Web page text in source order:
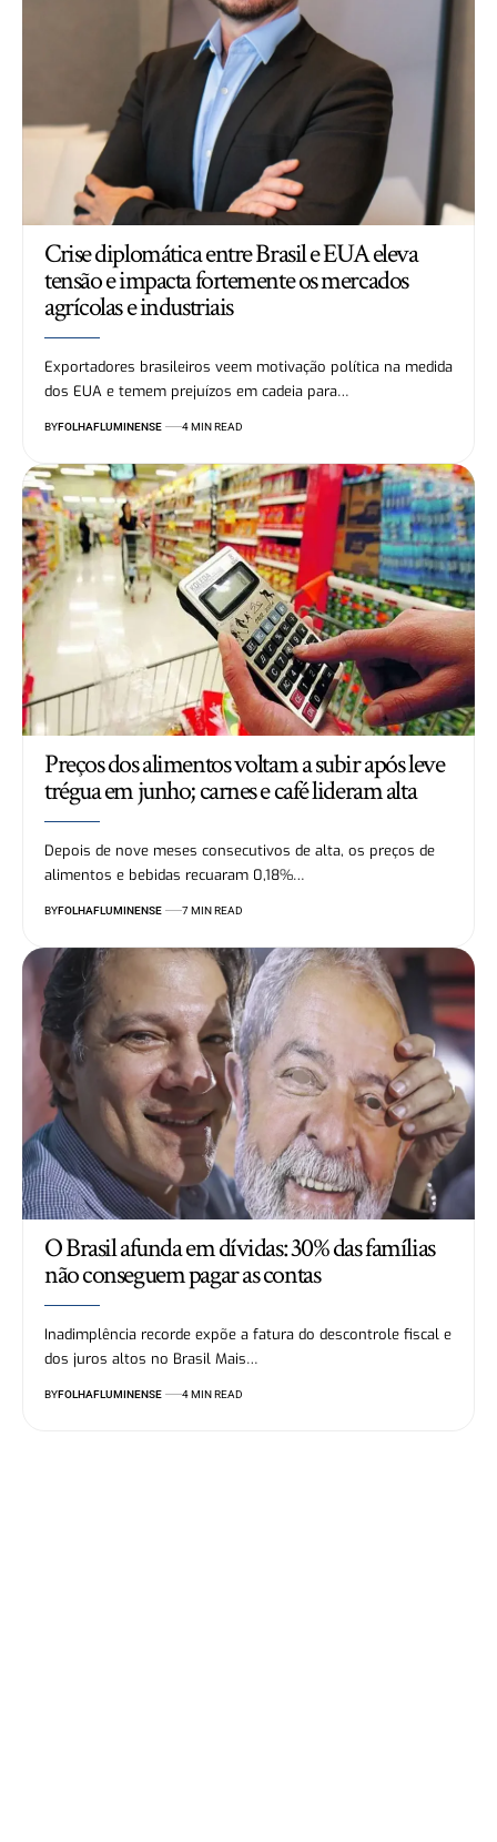
Crise diplomática entre Brasil e EUA eleva
tensão e impacta fortemente os mercados
agrícolas e industriais
Exportadores brasileiros veem motivação política na medida
dos EUA e temem prejuízos em cadeia para…
BYFOLHAFLUMINENSE 4 MIN READ
Preços dos alimentos voltam a subir após leve
trégua em junho; carnes e café lideram alta
Depois de nove meses consecutivos de alta, os preços de
alimentos e bebidas recuaram 0,18%…
BYFOLHAFLUMINENSE 7 MIN READ
O Brasil afunda em dívidas: 30% das famílias
não conseguem pagar as contas
Inadimplência recorde expõe a fatura do descontrole fiscal e
dos juros altos no Brasil Mais…
BYFOLHAFLUMINENSE 4 MIN READ